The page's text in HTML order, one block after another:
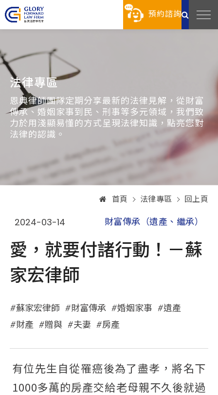
預約諮詢
法律專區
恩典律師團隊定期分享最新的法律見解，從財富
傳承、婚姻家事到民、刑事等多元領域，我們致
力於用淺顯易懂的方式呈現法律知識，點亮您對
法律的認識。
首頁 法律專區 回上頁
2024-03-14 財富傳承（遺產、繼承）
愛，就要付諸行動！－蘇
家宏律師
蘇家宏律師 財富傳承 婚姻家事
遺產
財產
贈與 夫妻 房產
有位先生自從罹癌後為了盡孝，將名下
1000多萬的房產交給老母親不久後就過